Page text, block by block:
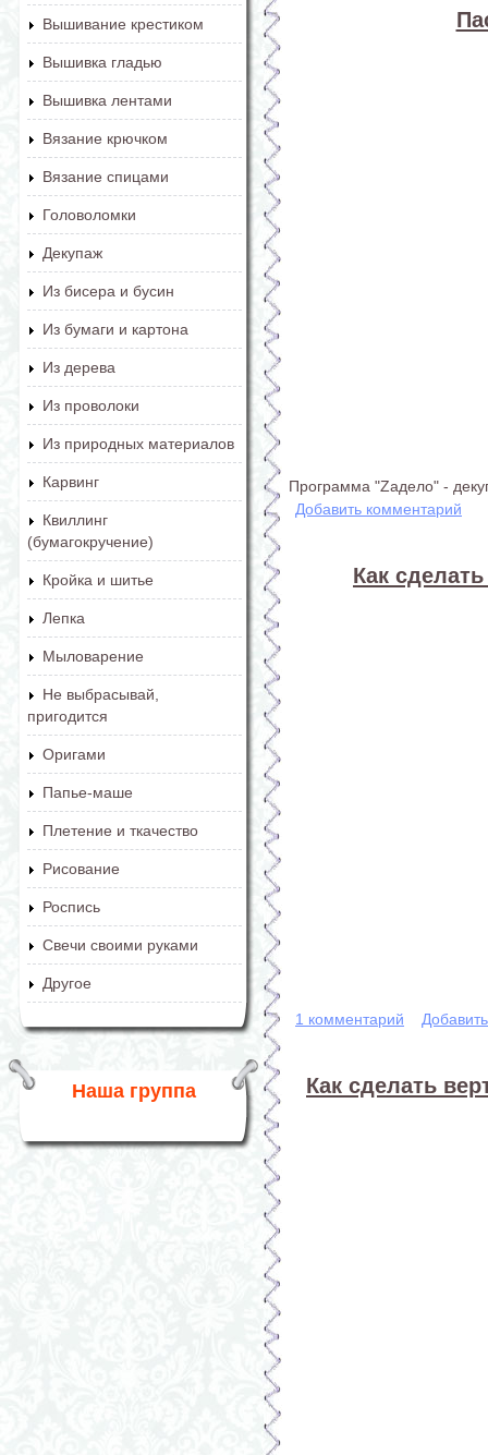
Вышивание крестиком
Вышивка гладью
Вышивка лентами
Вязание крючком
Вязание спицами
Головоломки
Декупаж
Из бисера и бусин
Из бумаги и картона
Из дерева
Из проволоки
Из природных материалов
Карвинг
Квиллинг
(бумагокручение)
Кройка и шитье
Лепка
Мыловарение
Не выбрасывай,
пригодится
Оригами
Папье-маше
Плетение и ткачество
Рисование
Роспись
Свечи своими руками
Другое
Наша группа
Программа "Zaдело" -
Добавить комментарий
Как
1 комментарий
Как сделать